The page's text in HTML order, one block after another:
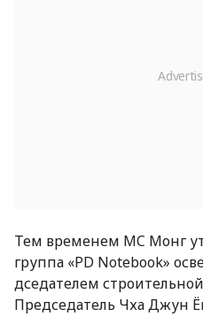
Тем временем MC Монг
группа «PD Notebook»
дседателем
Председатель Чха Джун